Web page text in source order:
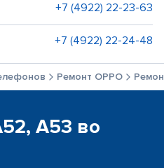
+7 (4922) 22-23-63
+7 (4922) 22-24-48
Ремонт OPPO
A53 во